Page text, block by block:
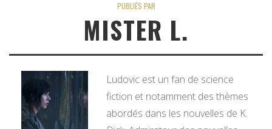
PUBLIÉS PAR
MISTER L.
Ludovic est un fan de science
fiction et notamment des thèmes
abordés dans les nouvelles de K.